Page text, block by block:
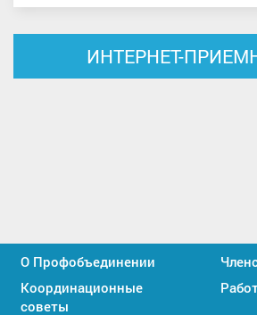
ИНТЕРНЕТ-
О Профобъединении
Координационные
советы